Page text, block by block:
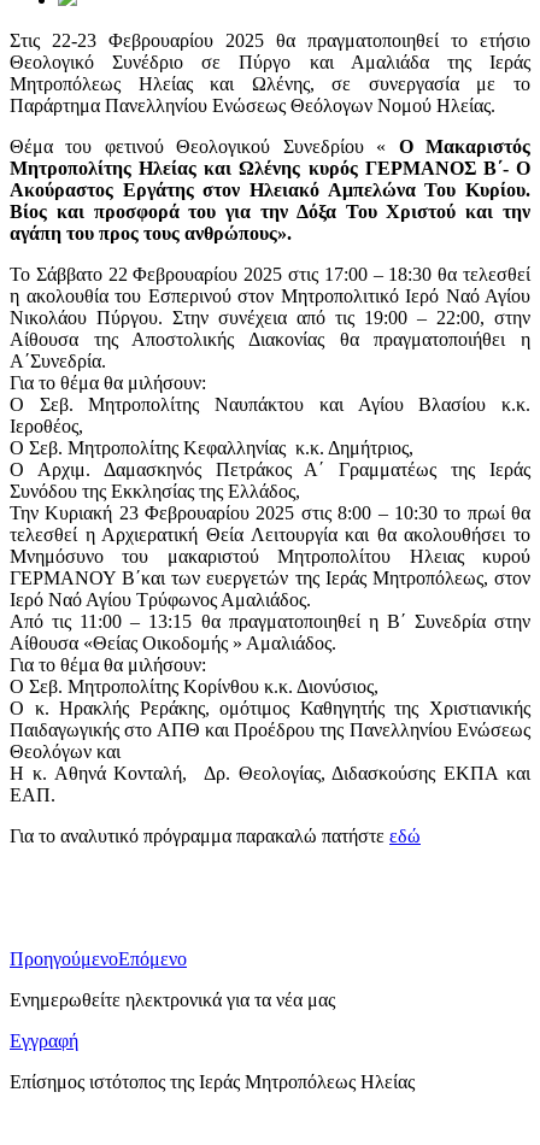
Στις 22-23 Φεβρουαρίου 2025 θα πραγματοποιηθεί το ετήσιο
Θεολογικό Συνέδριο σε Πύργο και Αμαλιάδα της Ιεράς
Μητροπόλεως Ηλείας και Ωλένης, σε συνεργασία με το
Παράρτημα Πανελληνίου Ενώσεως Θεόλογων Νομού Ηλείας.
Θέμα του φετινού Θεολογικού Συνεδρίου « Ο Μακαριστός
Μητροπολίτης Ηλείας και Ωλένης κυρός ΓΕΡΜΑΝΟΣ Β΄- Ο
Ακούραστος Εργάτης στον Ηλειακό Αμπελώνα Του Κυρίου.
Βίος και προσφορά του για την Δόξα Του Χριστού και την
αγάπη του προς τους ανθρώπους».
Το Σάββατο 22 Φεβρουαρίου 2025 στις 17:00 – 18:30 θα τελεσθεί
η ακολουθία του Εσπερινού στον Μητροπολιτικό Ιερό Ναό Αγίου
Νικολάου Πύργου. Στην συνέχεια από τις 19:00 – 22:00, στην
Αίθουσα της Αποστολικής Διακονίας θα πραγματοποιήθει η
Α΄Συνεδρία.
Για το θέμα θα μιλήσουν:
Ο Σεβ. Μητροπολίτης Ναυπάκτου και Αγίου Βλασίου κ.κ.
Ιεροθέος,
Ο Σεβ. Μητροπολίτης Κεφαλληνίας κ.κ. Δημήτριος,
Ο Αρχιμ. Δαμασκηνός Πετράκος Α΄ Γραμματέως της Ιεράς
Συνόδου της Εκκλησίας της Ελλάδος,
Την Κυριακή 23 Φεβρουαρίου 2025 στις 8:00 – 10:30 το πρωί θα
τελεσθεί η Αρχιερατική Θεία Λειτουργία και θα ακολουθήσει το
Μνημόσυνο του μακαριστού Μητροπολίτου Ηλειας κυρού
ΓΕΡΜΑΝΟΥ Β΄και των ευεργετών της Ιεράς Μητροπόλεως, στον
Ιερό Ναό Αγίου Τρύφωνος Αμαλιάδος.
Από τις 11:00 – 13:15 θα πραγματοποιηθεί η Β΄ Συνεδρία στην
Αίθουσα «Θείας Οικοδομής » Αμαλιάδος.
Για το θέμα θα μιλήσουν:
Ο Σεβ. Μητροπολίτης Κορίνθου κ.κ. Διονύσιος,
Ο κ. Ηρακλής Ρεράκης, ομότιμος Καθηγητής της Χριστιανικής
Παιδαγωγικής στο ΑΠΘ και Προέδρου της Πανελληνίου Ενώσεως
Θεολόγων και
Η κ. Αθηνά Κονταλή, Δρ. Θεολογίας, Διδασκούσης ΕΚΠΑ και
ΕΑΠ.
Για το αναλυτικό πρόγραμμα παρακαλώ πατήστε εδώ
ΠροηγούμενοΕπόμενο
Ενημερωθείτε ηλεκτρονικά για τα νέα μας
Εγγραφή
Επίσημος ιστότοπος της Ιεράς Μητροπόλεως Ηλείας